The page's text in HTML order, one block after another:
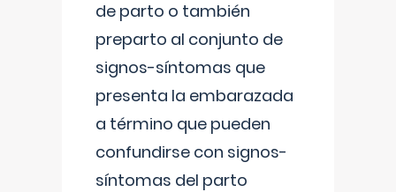
de parto o también
preparto al conjunto de
signos-síntomas que
presenta la embarazada
a término que pueden
confundirse con signos-
síntomas del parto